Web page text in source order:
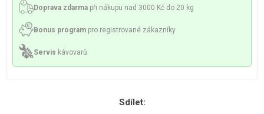
Doprava zdarma při nákupu nad 3000 Kč do 20 kg
Bonus program pro registrované zákazníky
Servis kávovarů
Sdílet: